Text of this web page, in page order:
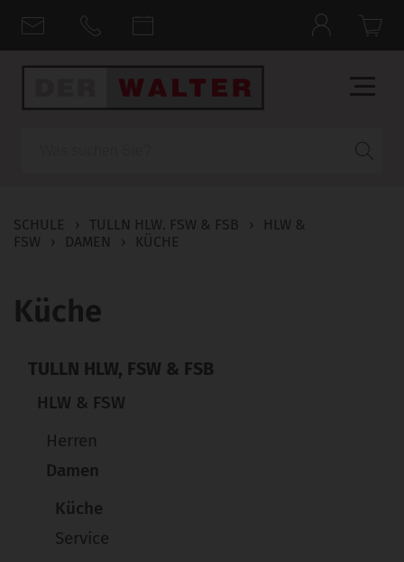
SCHULE › TULLN HLW. FSW & FSB ›
HLW &
FSW
› DAMEN › KÜCHE
Küche
TULLN HLW, FSW & FSB
HLW & FSW
Herren
Damen
Küche
Service